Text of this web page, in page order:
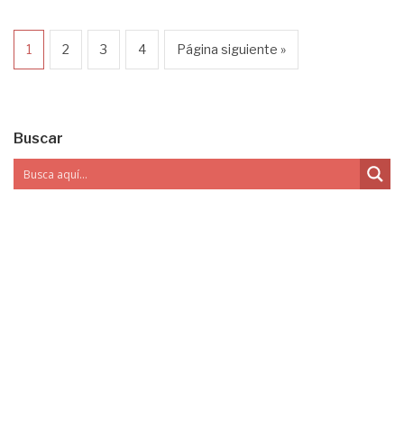
1 2 3 4 Página siguiente »
Buscar